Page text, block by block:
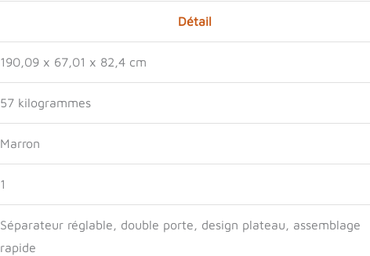
Détail
190,09 x 67,01 x 82,4 cm
57 kilogrammes
Marron
1
Séparateur réglable, double porte, design plateau, assemblage
rapide